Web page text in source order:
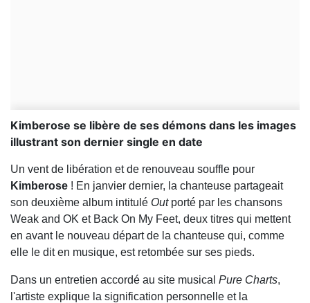
Kimberose se libère de ses démons dans les images
illustrant son dernier single en date
Un vent de libération et de renouveau souffle pour
Kimberose ! En janvier dernier, la chanteuse partageait
son deuxième album intitulé Out porté par les chansons
Weak and OK et Back On My Feet, deux titres qui mettent
en avant le nouveau départ de la chanteuse qui, comme
elle le dit en musique, est retombée sur ses pieds.
Dans un entretien accordé au site musical Pure Charts,
l'artiste explique la signification personnelle et la